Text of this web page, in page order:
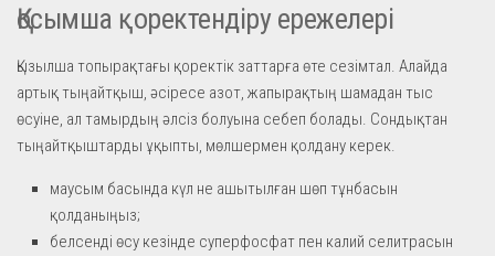
Қосымша қоректендіру ережелері
Қызылша топырақтағы қоректік заттарға өте сезімтал. Алайда
артық тыңайтқыш, әсіресе азот, жапырақтың шамадан тыс
өсуіне, ал тамырдың әлсіз болуына себеп болады. Сондықтан
тыңайтқыштарды ұқыпты, мөлшермен қолдану керек.
маусым басында күл не ашытылған шөп тұнбасын
қолданыңыз;
белсенді өсу кезінде суперфосфат пен калий селитрасын